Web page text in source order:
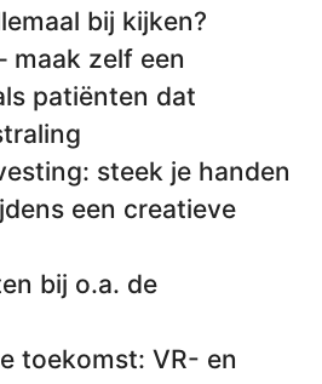
bij kijken?
maak zelf een
patiënten dat
steek je handen
een creatieve
bij o.a. de
toekomst: VR- en